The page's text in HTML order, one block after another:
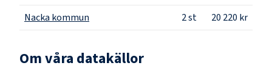
Nacka kommun
2st 20 220 kr
Om våra datakällor